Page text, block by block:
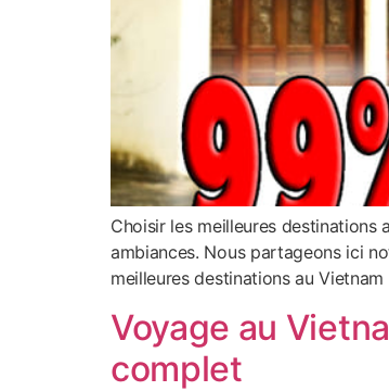
Choisir les meilleures destinations
ambiances. Nous partageons ici
meilleures destinations au
Voyage au
complet